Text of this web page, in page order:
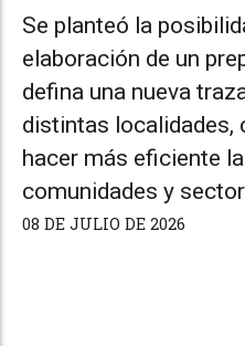
Se planteó la
elaboración de un
defina una nueva
distintas localidades,
hacer más eficiente
comunidades y
08 DE JULIO DE 2026